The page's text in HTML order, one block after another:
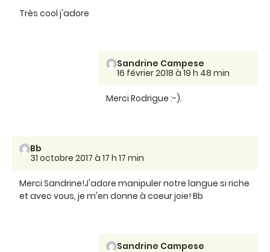
Très cool j'adore
Sandrine Campese
16 février 2018 à 19 h 48 min
Merci Rodrigue :-).
Bb
31 octobre 2017 à 17 h 17 min
Merci Sandrine!J'adore manipuler notre langue si riche
et avec vous, je m'en donne à coeur joie! Bb
Sandrine Campese